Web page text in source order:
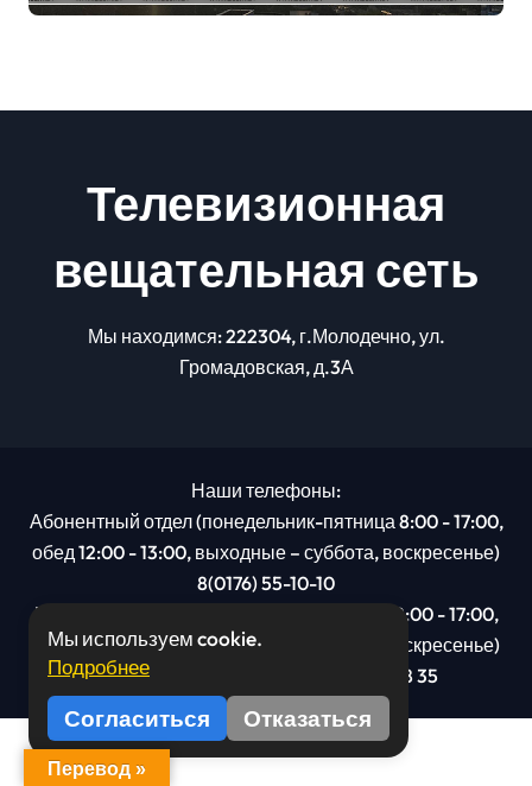
Телевизионная
вещательная сеть
Мы находимся: 222304, г.Молодечно, ул.
Громадовская, д.3А
Наши телефоны:
Абонентный отдел (понедельник-пятница 8:00 - 17:00,
обед 12:00 - 13:00, выходные – суббота, воскресенье)
8(0176) 55-10-10
Рекламный отдел (понедельник-пятница 8:00 - 17:00,
обед 12:00 - 13:00, выходные – суббота, воскресенье)
8(0176): 54 95 80, МТС +375 29 201 78 35
Мы используем cookie.
Подробнее
Согласиться Отказаться
Перевод »